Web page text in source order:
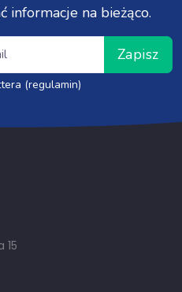
informacje na bieżąco.
Zapisz
(regulamin)
15